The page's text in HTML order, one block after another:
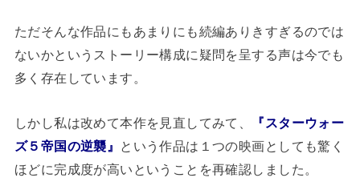
ただそんな作品にもあまりにも続編ありきすぎるのでは
ないかというストーリー構成に疑問を呈する声は今でも
多く存在しています。
しかし私は改めて本作を見直してみて、
『スターウォー
ズ５帝国の逆襲』
という作品は１つの映画としても驚く
ほどに完成度が高いということを再確認しました。